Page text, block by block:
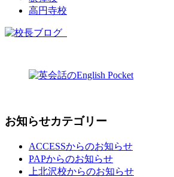
高円寺校
お知らせカテゴリー
ACCESSからのお知らせ
PAPからのお知らせ
上北沢校からのお知らせ